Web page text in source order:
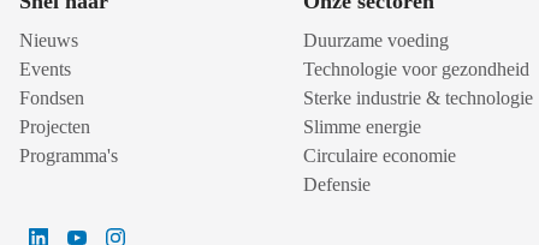
Nieuws
Events
Fondsen
Projecten
Programma's
Duurzame voeding
Technologie voor gezondheid
Sterke industrie & technologie
Slimme energie
Circulaire economie
Defensie